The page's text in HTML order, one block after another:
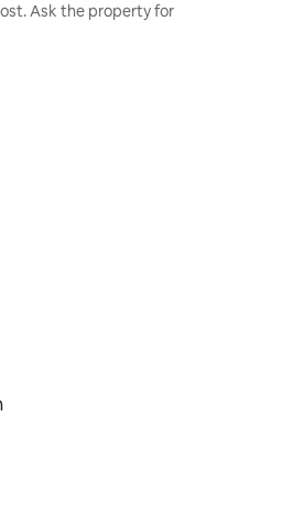
Ask the property for